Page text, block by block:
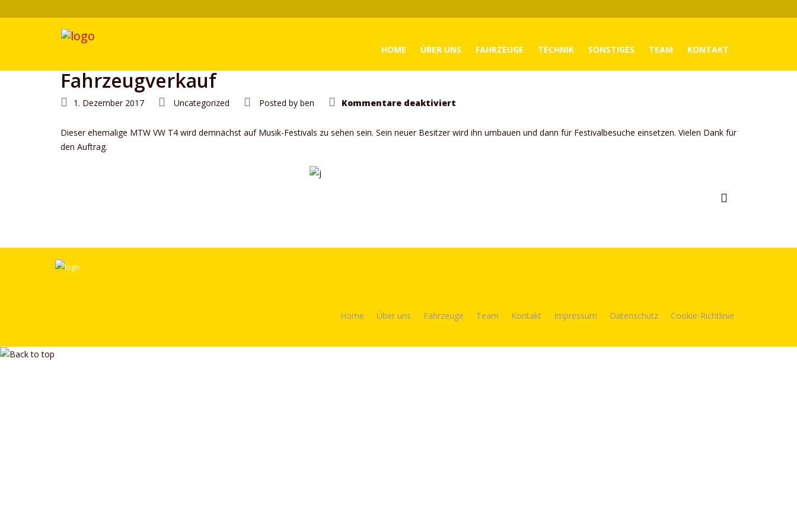
HOME ÜBER UNS FAHRZEUGE TECHNIK SONSTIGES TEAM KONTAKT
Fahrzeugverkauf
1. Dezember 2017 Uncategorized Posted by ben Kommentare deaktiviert
Dieser ehemalige MTW VW T4 wird demnächst auf Musik-Festivals zu sehen sein. Sein neuer Besitzer wird ihn umbauen und dann für Festivalbesuche einsetzen. Vielen Dank für
den Auftrag.
Home Über uns Fahrzeuge Team Kontakt Impressum Datenschutz Cookie-Richtlinie